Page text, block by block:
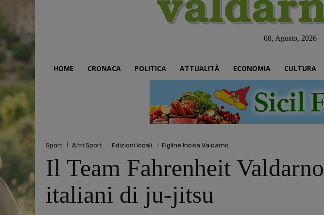
08, Agosto, 2026
HOME CRONACA POLITICA ATTUALITÀ ECONOMIA CULTURA
Sport Altri Sport Edizioni locali Figline Incisa Valdarno
Il Team Fahrenheit
italiani di ju-jitsu